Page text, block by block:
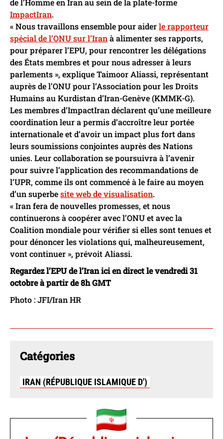
de l’Homme en Iran au sein de la plate-forme
ImpactIran.
« Nous travaillons ensemble pour aiderle rapporteur
spécial de l’ONU sur l’Iranà alimenter ses rapports,
pour préparer l’EPU, pour rencontrer les délégations
des États membres et pour nous adresser à leurs
parlements », explique Taimoor Aliassi, représentant
auprès de l’ONU pour l’Association pour les Droits
Humains au Kurdistan d’Iran-Genève (KMMK-G).
Les membres d’ImpactIran déclarent qu’une meilleure
coordination leur a permis d’accroître leur portée
internationale et d’avoir un impact plus fort dans
leurs soumissions conjointes auprès des Nations
unies. Leur collaboration se poursuivra à l’avenir
pour suivre l’application des recommandations de
l’UPR, comme ils ont commencé à le faire au moyen
d’un superbesite web de visualisation.
« Iran fera de nouvelles promesses, et nous
continuerons à coopérer avec l’ONU et avec la
Coalition mondiale pour vérifier si elles sont tenues et
pour dénoncer les violations qui, malheureusement,
vont continuer », prévoit Aliassi.
Regardez l’EPU de l’Iran ici en direct le vendredi 31
octobre à partir de 8h GMT
Photo : JFI/Iran HR
Catégories
IRAN (RÉPUBLIQUE ISLAMIQUE D')